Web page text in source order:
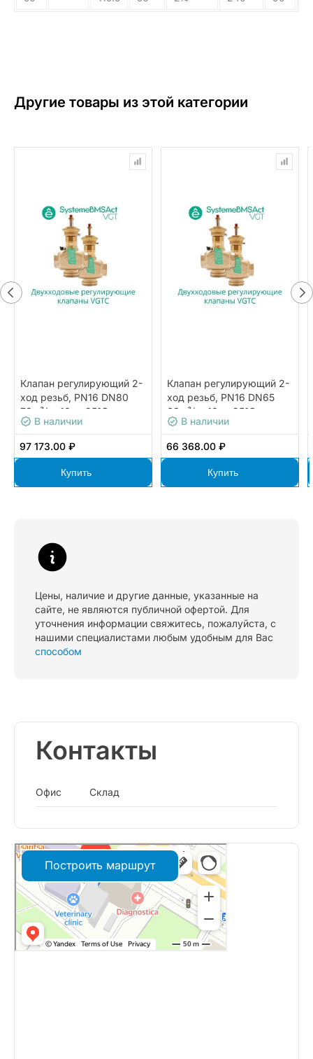
Другие товары из этой категории
Клапан регулирующий 2-
ход резьб, PN16 DN80
78м³/ч -10…+95°С
В наличии
97 173.00 ₽
Купить
Клапан регулирующий 2-
ход резьб, PN16 DN65
63м³/ч -10…+95°С
В наличии
66 368.00 ₽
Купить
Цены, наличие и другие данные, указанные на
сайте, не являются публичной офертой. Для
уточнения информации свяжитесь, пожалуйста, с
нашими специалистами любым удобным для Вас
способом
Контакты
Офис Склад
Построить маршрут